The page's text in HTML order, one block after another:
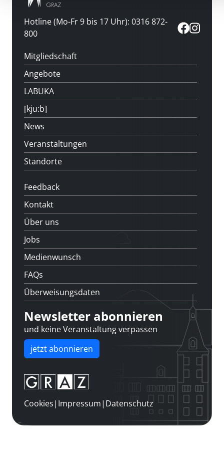
Hotline (Mo-Fr 9 bis 17 Uhr): 0316 872-
800
Mitgliedschaft
Angebote
LABUKA
[kju:b]
News
Veranstaltungen
Standorte
Feedback
Kontakt
Über uns
Jobs
Medienwunsch
FAQs
Überweisungsdaten
Newsletter abonnieren
und keine Veranstaltung verpassen
jetzt abonnieren
Cookies| Impressum| Datenschutz